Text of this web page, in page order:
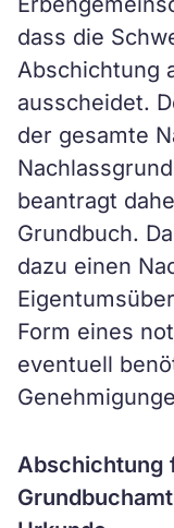
dass die
Abschichtung
ausscheidet.
der gesamte
beantragt
Grundbuch.
dazu einen
Form eines
eventuell
Abschichtung